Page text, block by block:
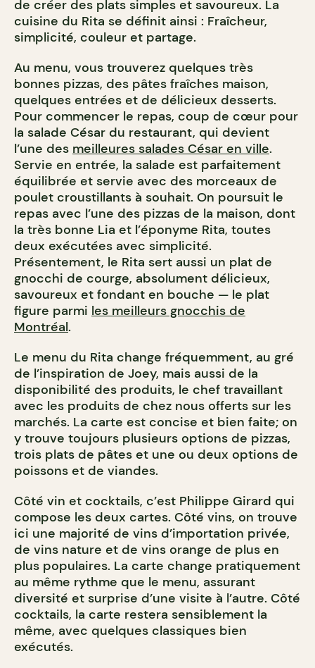
de créer des plats simples et savoureux. La
cuisine du Rita se définit ainsi : Fraîcheur,
simplicité, couleur et partage.
Au menu, vous trouverez quelques très
bonnes pizzas, des pâtes fraîches maison,
quelques entrées et de délicieux desserts.
Pour commencer le repas, coup de cœur pour
la salade César du restaurant, qui devient
l’une des meilleures salades César en ville.
Servie en entrée, la salade est parfaitement
équilibrée et servie avec des morceaux de
poulet croustillants à souhait. On poursuit le
repas avec l’une des pizzas de la maison, dont
la très bonne Lia et l’éponyme Rita, toutes
deux exécutées avec simplicité.
Présentement, le Rita sert aussi un plat de
gnocchi de courge, absolument délicieux,
savoureux et fondant en bouche — le plat
figure parmi les meilleurs gnocchis de
Montréal.
Le menu du Rita change fréquemment, au gré
de l’inspiration de Joey, mais aussi de la
disponibilité des produits, le chef travaillant
avec les produits de chez nous offerts sur les
marchés. La carte est concise et bien faite; on
y trouve toujours plusieurs options de pizzas,
trois plats de pâtes et une ou deux options de
poissons et de viandes.
Côté vin et cocktails, c’est Philippe Girard qui
compose les deux cartes. Côté vins, on trouve
ici une majorité de vins d’importation privée,
de vins nature et de vins orange de plus en
plus populaires. La carte change pratiquement
au même rythme que le menu, assurant
diversité et surprise d’une visite à l’autre. Côté
cocktails, la carte restera sensiblement la
même, avec quelques classiques bien
exécutés.